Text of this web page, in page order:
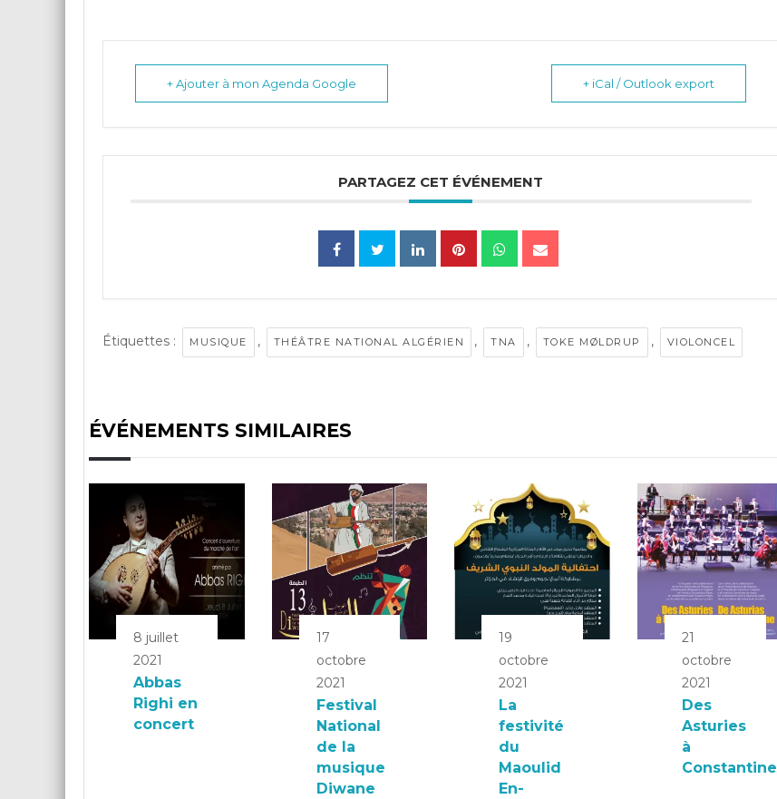
+ Ajouter à mon Agenda Google + iCal / Outlook export
PARTAGEZ CET ÉVÉNEMENT
Étiquettes : MUSIQUE , THÉÂTRE NATIONAL ALGÉRIEN , TNA , TOKE MØLDRUP , VIOLONCEL
ÉVÉNEMENTS SIMILAIRES
8 juillet
2021
Abbas
Righi en
concert
17
octobre
2021
Festival
National
de la
musique
Diwane
19
octobre
2021
La
festivité
du
Maoulid
En-
21
octobre
2021
Des
Asturies
à
Constantine